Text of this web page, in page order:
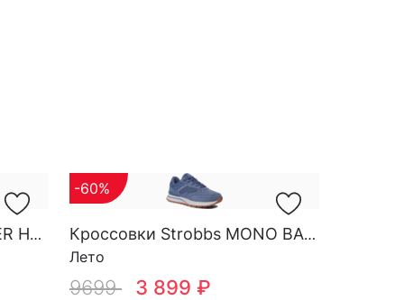
Кроссовки Strobbs FINDER HG M 3788-2
Кроссовки Strobbs MONO BASE W 7552-5
Лето
-60%
9699 3 899 ₽